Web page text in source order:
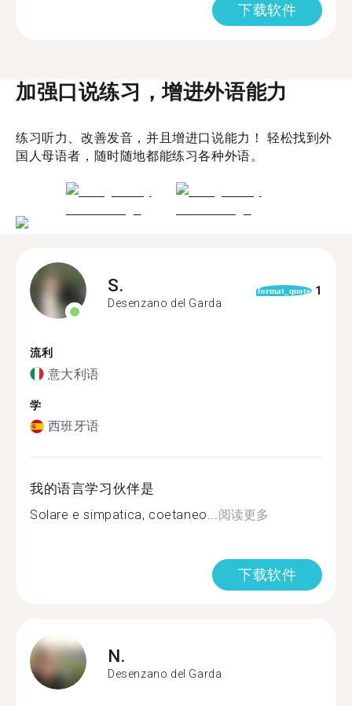
下载软件
加强口说练习，增进外语能力
练习听力、改善发音，并且增进口说能力！ 轻松找到外
国人母语者，随时随地都能练习各种外语。
S.
Desenzano del Garda
format_quote 1
流利
意大利语
学
西班牙语
我的语言学习伙伴是
Solare e simpatica, coetaneo...阅读更多
下载软件
N.
Desenzano del Garda